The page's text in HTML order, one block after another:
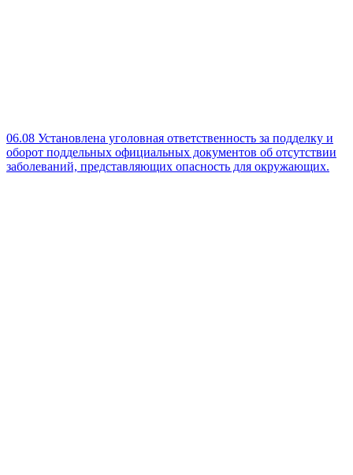
06.08 Установлена уголовная ответственность за подделку и
оборот поддельных официальных документов об отсутствии
заболеваний, представляющих опасность для окружающих.